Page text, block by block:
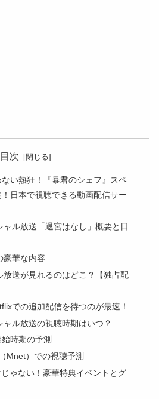
目次
ない熱狂！『暴君のシェフ』スペ
日本で視聴できる動画配信サー
ル放送「退宮はなし」概要と日
豪華な内容
放送が見れるのはどこ？【独占配
での追加配信を待つのが最速！
ル放送の視聴時期はいつ？
時期の予測
Mnet）での視聴予測
じゃない！豪華特典イベントとグ